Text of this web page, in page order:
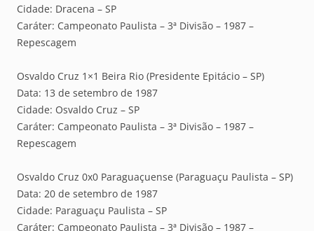
Cidade: Dracena – SP
Caráter: Campeonato Paulista – 3ª Divisão – 1987 –
Repescagem
Osvaldo Cruz 1×1 Beira Rio (Presidente Epitácio – SP)
Data: 13 de setembro de 1987
Cidade: Osvaldo Cruz – SP
Caráter: Campeonato Paulista – 3ª Divisão – 1987 –
Repescagem
Osvaldo Cruz 0x0 Paraguaçuense (Paraguaçu Paulista – SP)
Data: 20 de setembro de 1987
Cidade: Paraguaçu Paulista – SP
Caráter: Campeonato Paulista – 3ª Divisão – 1987 –